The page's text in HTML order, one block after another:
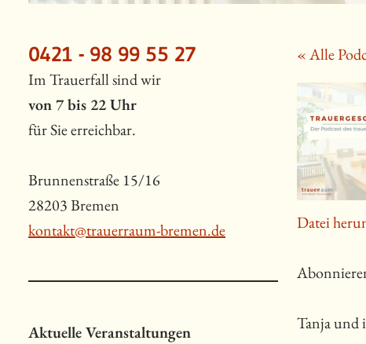
« Alle
Datei
Tanja und
0421 - 98 99 55 27
Im Trauerfall sind wir
von 7 bis 22 Uhr
für Sie erreichbar.
Brunnenstraße 15/16
28203 Bremen
kontakt@trauerraum-bremen.de
Aktuelle Veranstaltungen